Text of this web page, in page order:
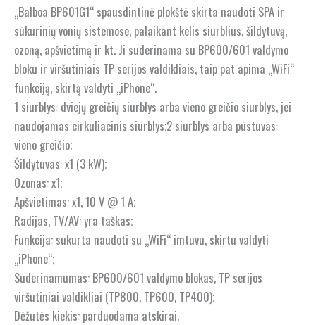
„Balboa BP601G1“ spausdintinė plokštė skirta naudoti SPA ir
sūkurinių vonių sistemose, palaikant kelis siurblius, šildytuvą,
ozoną, apšvietimą ir kt. Ji suderinama su BP600/601 valdymo
bloku ir viršutiniais TP serijos valdikliais, taip pat apima „WiFi“
funkciją, skirtą valdyti „iPhone“.
1 siurblys: dviejų greičių siurblys arba vieno greičio siurblys, jei
naudojamas cirkuliacinis siurblys;2 siurblys arba pūstuvas:
vieno greičio;
Šildytuvas: x1 (3 kW);
Ozonas: x1;
Apšvietimas: x1, 10 V @ 1 A;
Radijas, TV/AV: yra taškas;
Funkcija: sukurta naudoti su „WiFi“ imtuvu, skirtu valdyti
„iPhone“;
Suderinamumas: BP600/601 valdymo blokas, TP serijos
viršutiniai valdikliai (TP800, TP600, TP400);
Dėžutės kiekis: parduodama atskirai.